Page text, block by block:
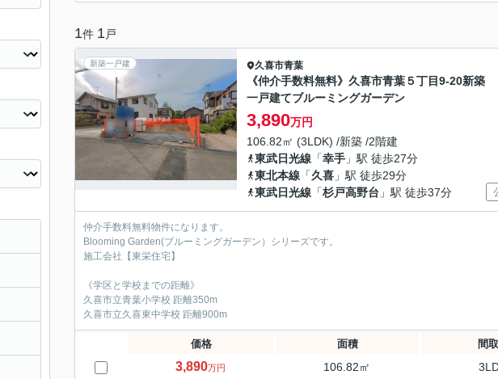
1件 1 戸
新築一戸建 久喜市青葉
《仲介手数料無料》久喜市青葉５丁目9-20新築
一戸建てブルーミングガーデン
3,890万円
106.82㎡ (3LDK) /新築 /2階建
東武日光線 「幸手 」駅 徒歩27分
東北本線 「久喜 」駅 徒歩29分
東武日光線 「杉戸高野台 」駅 徒歩37分
仲介手数料無料物件になります。
Blooming Garden(ブルーミングガーデン）シリーズです。
施工会社【東栄住宅】
《学区と学校までの距離》
久喜市立青葉小学校 距離350m
久喜市立久喜東中学校 距離900m
価格 面積 間
3,890万円 106.82㎡